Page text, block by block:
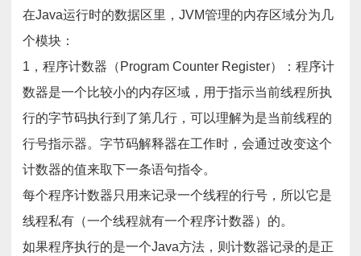
在Java运行时的数据区里，JVM管理的内存区域分为几
个模块：
1，程序计数器（Program Counter Register）：程序计
数器是一个比较小的内存区域，用于指示当前线程所执
行的字节码执行到了第几行，可以理解为是当前线程的
行号指示器。字节码解释器在工作时，会通过改变这个
计数器的值来取下一条语句指令。
每个程序计数器只用来记录一个线程的行号，所以它是
线程私有（一个线程就有一个程序计数器）的。
如果程序执行的是一个Java方法，则计数器记录的是正